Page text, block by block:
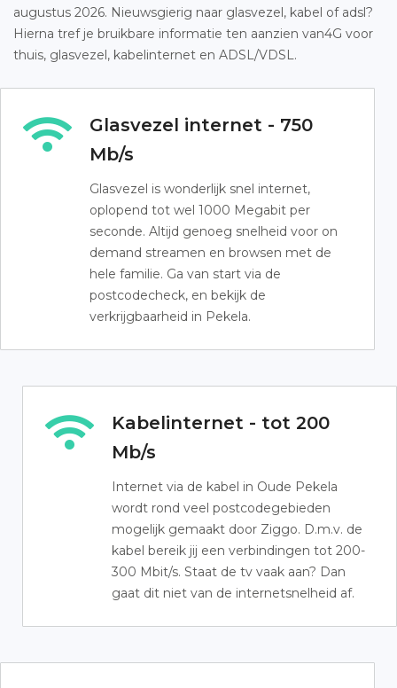
augustus 2026. Nieuwsgierig naar glasvezel, kabel of adsl?
Hierna tref je bruikbare informatie ten aanzien van4G voor
thuis, glasvezel, kabelinternet en ADSL/VDSL.
Glasvezel internet - 750
Mb/s
Glasvezel is wonderlijk snel internet,
oplopend tot wel 1000 Megabit per
seconde. Altijd genoeg snelheid voor on
demand streamen en browsen met de
hele familie. Ga van start via de
postcodecheck, en bekijk de
verkrijgbaarheid in Pekela.
Kabelinternet - tot 200
Mb/s
Internet via de kabel in Oude Pekela
wordt rond veel postcodegebieden
mogelijk gemaakt door Ziggo. D.m.v. de
kabel bereik jij een verbindingen tot 200-
300 Mbit/s. Staat de tv vaak aan? Dan
gaat dit niet van de internetsnelheid af.